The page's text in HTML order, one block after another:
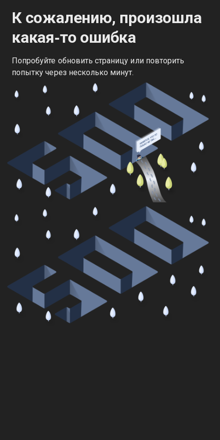
К сожалению, произошла
какая‑то ошибка
Попробуйте обновить страницу или повторить
попытку через несколько минут.